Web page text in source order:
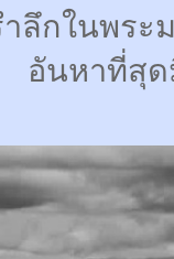
ลึกในพร
อันหาที่สุ